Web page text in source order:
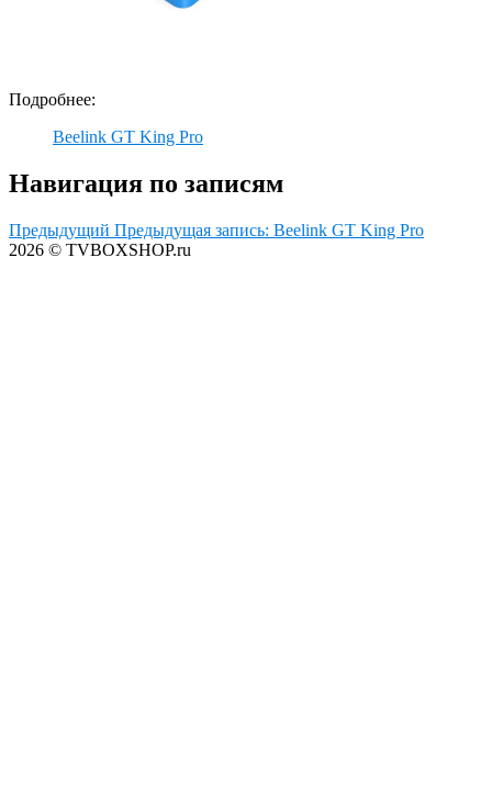
Подробнее:
Beelink GT King Pro
Навигация по записям
Предыдущий Предыдущая запись: Beelink GT King Pro
2026 © TVBOXSHOP.ru